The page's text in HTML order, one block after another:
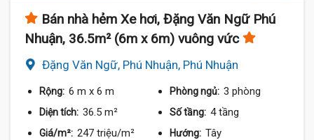
Bán nhà hẻm Xe hơi, Đặng Văn Ngữ Phú
Nhuận, 36.5m² (6m x 6m) vuông vức
Đặng Văn Ngữ, Phú Nhuận, Phú Nhuận
Rộng: 6 m x 6 m Phòng ngủ: 3 phòng
Diện tích: 36.5 m² Số tầng: 4 tầng
Giá/m²: 247 triệu/m² Hướng: Tây